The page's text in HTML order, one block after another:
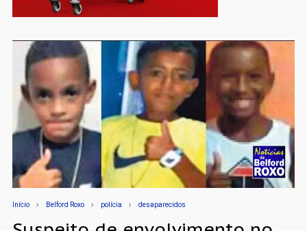
Início Belford Roxo polícia desaparecidos